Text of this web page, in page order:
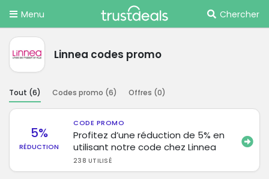
Menu Chercher
Linnea codes promo
Tout (6) Codes promo (6) Offres (0)
5%
RÉDUCTION
CODE PROMO
Profitez d’une réduction de 5% en
utilisant notre code chez Linnea
238 UTILISÉ